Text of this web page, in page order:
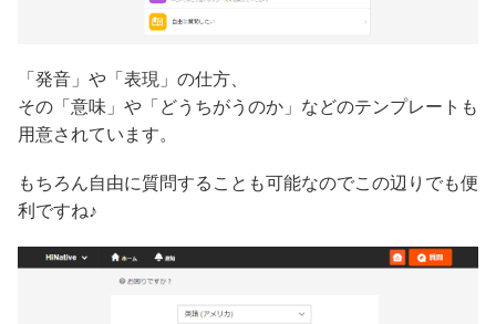
「発音」や「表現」の仕方、
その「意味」や「どうちがうのか」などのテンプレートも
用意されています。
もちろん自由に質問することも可能なのでこの辺りでも便
利ですね♪